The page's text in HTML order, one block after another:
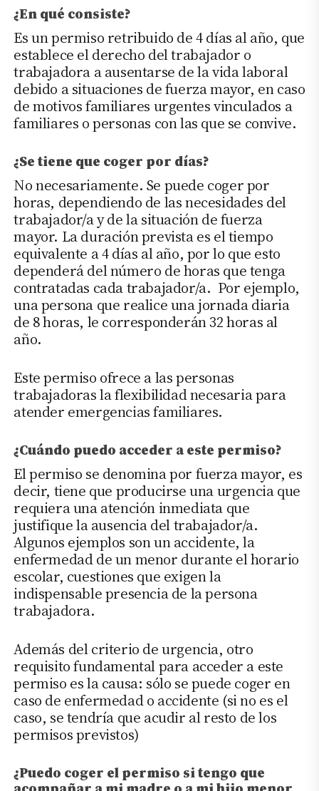
¿En qué consiste?
Es un permiso retribuido de 4 días al año, que
establece el derecho del trabajador o
trabajadora a ausentarse de la vida laboral
debido a situaciones de fuerza mayor, en caso
de motivos familiares urgentes vinculados a
familiares o personas con las que se convive.
¿Se tiene que coger por días?
No necesariamente. Se puede coger por
horas, dependiendo de las necesidades del
trabajador/a y de la situación de fuerza
mayor. La duración prevista es el tiempo
equivalente a 4 días al año, por lo que esto
dependerá del número de horas que tenga
contratadas cada trabajador/a. Por ejemplo,
una persona que realice una jornada diaria
de 8 horas, le corresponderán 32 horas al
año.
Este permiso ofrece a las personas
trabajadoras la flexibilidad necesaria para
atender emergencias familiares.
¿Cuándo puedo acceder a este permiso?
El permiso se denomina por fuerza mayor, es
decir, tiene que producirse una urgencia que
requiera una atención inmediata que
justifique la ausencia del trabajador/a.
Algunos ejemplos son un accidente, la
enfermedad de un menor durante el horario
escolar, cuestiones que exigen la
indispensable presencia de la persona
trabajadora.
Además del criterio de urgencia, otro
requisito fundamental para acceder a este
permiso es la causa: sólo se puede coger en
caso de enfermedad o accidente (si no es el
caso, se tendría que acudir al resto de los
permisos previstos)
¿Puedo coger el permiso si tengo que